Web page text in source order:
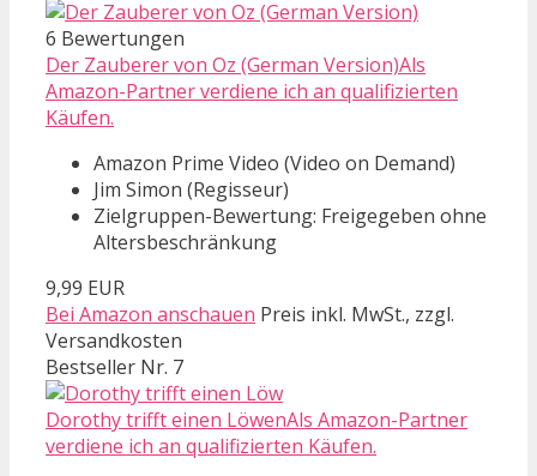
6 Bewertungen
Der Zauberer von Oz (German Version)Als
Amazon-Partner verdiene ich an qualifizierten
Käufen.
Amazon Prime Video (Video on Demand)
Jim Simon (Regisseur)
Zielgruppen-Bewertung: Freigegeben ohne
Altersbeschränkung
9,99 EUR
Bei Amazon anschauen Preis inkl. MwSt., zzgl.
Versandkosten
Bestseller Nr. 7
Dorothy trifft einen LöwenAls Amazon-Partner
verdiene ich an qualifizierten Käufen.